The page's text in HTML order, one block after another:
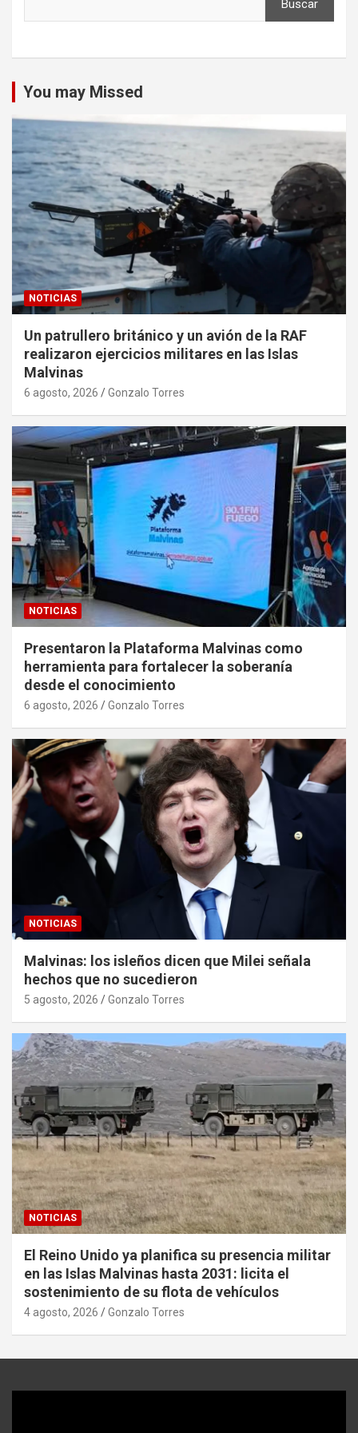
Buscar
You may Missed
NOTICIAS
Un patrullero británico y un avión de la RAF
realizaron ejercicios militares en las Islas
Malvinas
6 agosto, 2026 Gonzalo Torres
NOTICIAS
Presentaron la Plataforma Malvinas como
herramienta para fortalecer la soberanía
desde el conocimiento
6 agosto, 2026 Gonzalo Torres
NOTICIAS
Malvinas: los isleños dicen que Milei señala
hechos que no sucedieron
5 agosto, 2026 Gonzalo Torres
NOTICIAS
El Reino Unido ya planifica su presencia militar
en las Islas Malvinas hasta 2031: licita el
sostenimiento de su flota de vehículos
4 agosto, 2026 Gonzalo Torres